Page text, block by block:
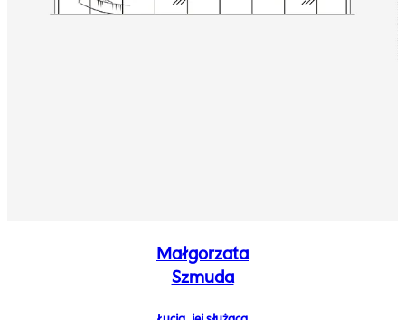
Małgorzata
Szmuda